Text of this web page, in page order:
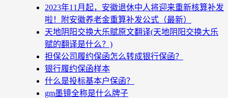
2023年11月起，安徽退休中人将迎来重新核算补发
啦！附安徽养老金重算补发公式（最新）
天地阴阳交换大乐赋原文翻译(天地阴阳交换大乐
赋的翻译是什么？)
担保公司履约保函怎么转成银行保函？
银行履约保函样本
什么是投标基本户保函？
gm墨镜全称是什么牌子